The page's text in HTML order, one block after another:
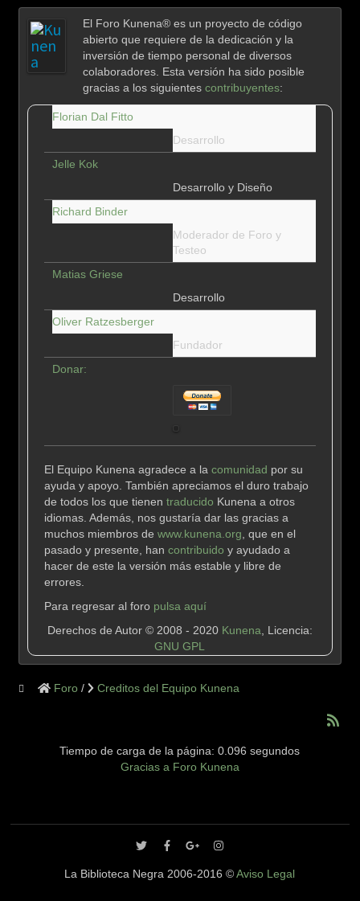
El Foro Kunena® es un proyecto de código
abierto que requiere de la dedicación y la
inversión de tiempo personal de diversos
colaboradores. Esta versión ha sido posible
gracias a los siguientescontribuyentes:
Florian Dal Fitto
Desarrollo
Jelle Kok
Desarrollo y Diseño
Richard Binder
Moderador de Foro y
Testeo
Matias Griese
Desarrollo
Oliver Ratzesberger
Fundador
Donar:
El Equipo Kunena agradece a lacomunidad por su
ayuda y apoyo. También apreciamos el duro trabajo
de todos los que tienentraducido Kunena a otros
idiomas. Además, nos gustaría dar las gracias a
muchos miembros dewww.kunena.org, que en el
pasado y presente, hancontribuido y ayudado a
hacer de este la versión más estable y libre de
errores.
Para regresar al foro pulsa aquí
Derechos de Autor © 2008 - 2020 Kunena, Licencia:
GNU GPL
Foro Creditos del Equipo Kunena
Tiempo de carga de la página: 0.096 segundos
Gracias a Foro Kunena
La Biblioteca Negra 2006-2016 ©Aviso Legal